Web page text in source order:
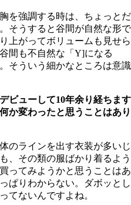
を強調する時は、ちょっとだ
そうすると谷間が自然な形で
上がってボリュームも見せら
間も不自然な「Y]になる
そういう細かなところは意識
ューして10年余り経ちます
か変わったと思うことはあり
のラインを出す衣装が多いじ
、その類の服ばかり着るよう
ってみようかと思うことはあ
ぱりわからない。ダボッとし
てないんですよね。